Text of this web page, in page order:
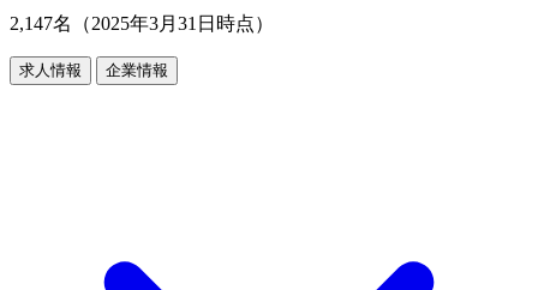
2,147名（2025年3月31日時点）
求人情報 企業情報